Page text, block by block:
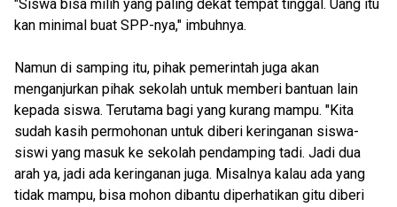
"Siswa bisa milih yang paling dekat tempat tinggal. Uang itu
kan minimal buat SPP-nya," imbuhnya.
Namun di samping itu, pihak pemerintah juga akan
menganjurkan pihak sekolah untuk memberi bantuan lain
kepada siswa. Terutama bagi yang kurang mampu. "Kita
sudah kasih permohonan untuk diberi keringanan siswa-
siswi yang masuk ke sekolah pendamping tadi. Jadi dua
arah ya, jadi ada keringanan juga. Misalnya kalau ada yang
tidak mampu, bisa mohon dibantu diperhatikan gitu diberi